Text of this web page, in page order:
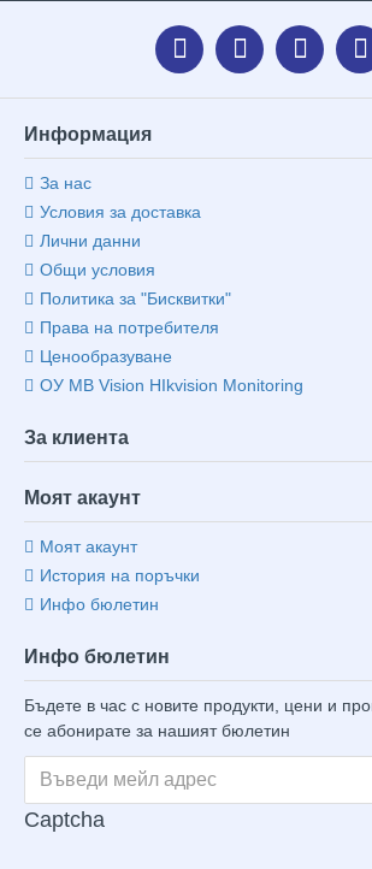
Информация
За нас
Условия за доставка
Лични данни
Общи условия
Политика за "Бисквитки"
Права на потребителя
Ценообразуване
ОУ MB Vision HIkvision Monitoring
За клиента
Моят акаунт
Моят акаунт
История на поръчки
Инфо бюлетин
Инфо бюлетин
Бъдете в час с новите продукти, цени и
се абонирате за нашият бюлетин
Captcha